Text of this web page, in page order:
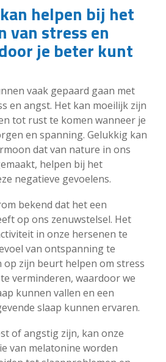
helpen bij het
van stress en
je beter kunt
vaak gepaard gaan met
en angst. Het kan moeilijk zijn
tot rust te komen wanneer je
en spanning. Gelukkig kan
dat van nature in ons
helpen bij het
negatieve gevoelens.
bekend dat het een
op ons zenuwstelsel. Het
in onze hersenen te
van ontspanning te
op zijn beurt helpen om stress
verminderen, waardoor we
kunnen vallen en een
slaap kunnen ervaren.
of angstig zijn, kan onze
van melatonine worden